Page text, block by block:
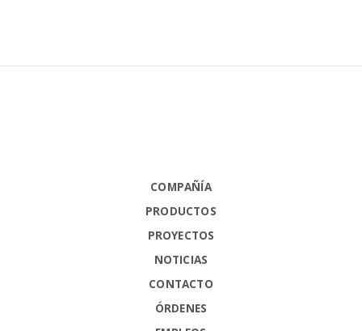
COMPAÑÍA
PRODUCTOS
PROYECTOS
NOTICIAS
CONTACTO
ÓRDENES